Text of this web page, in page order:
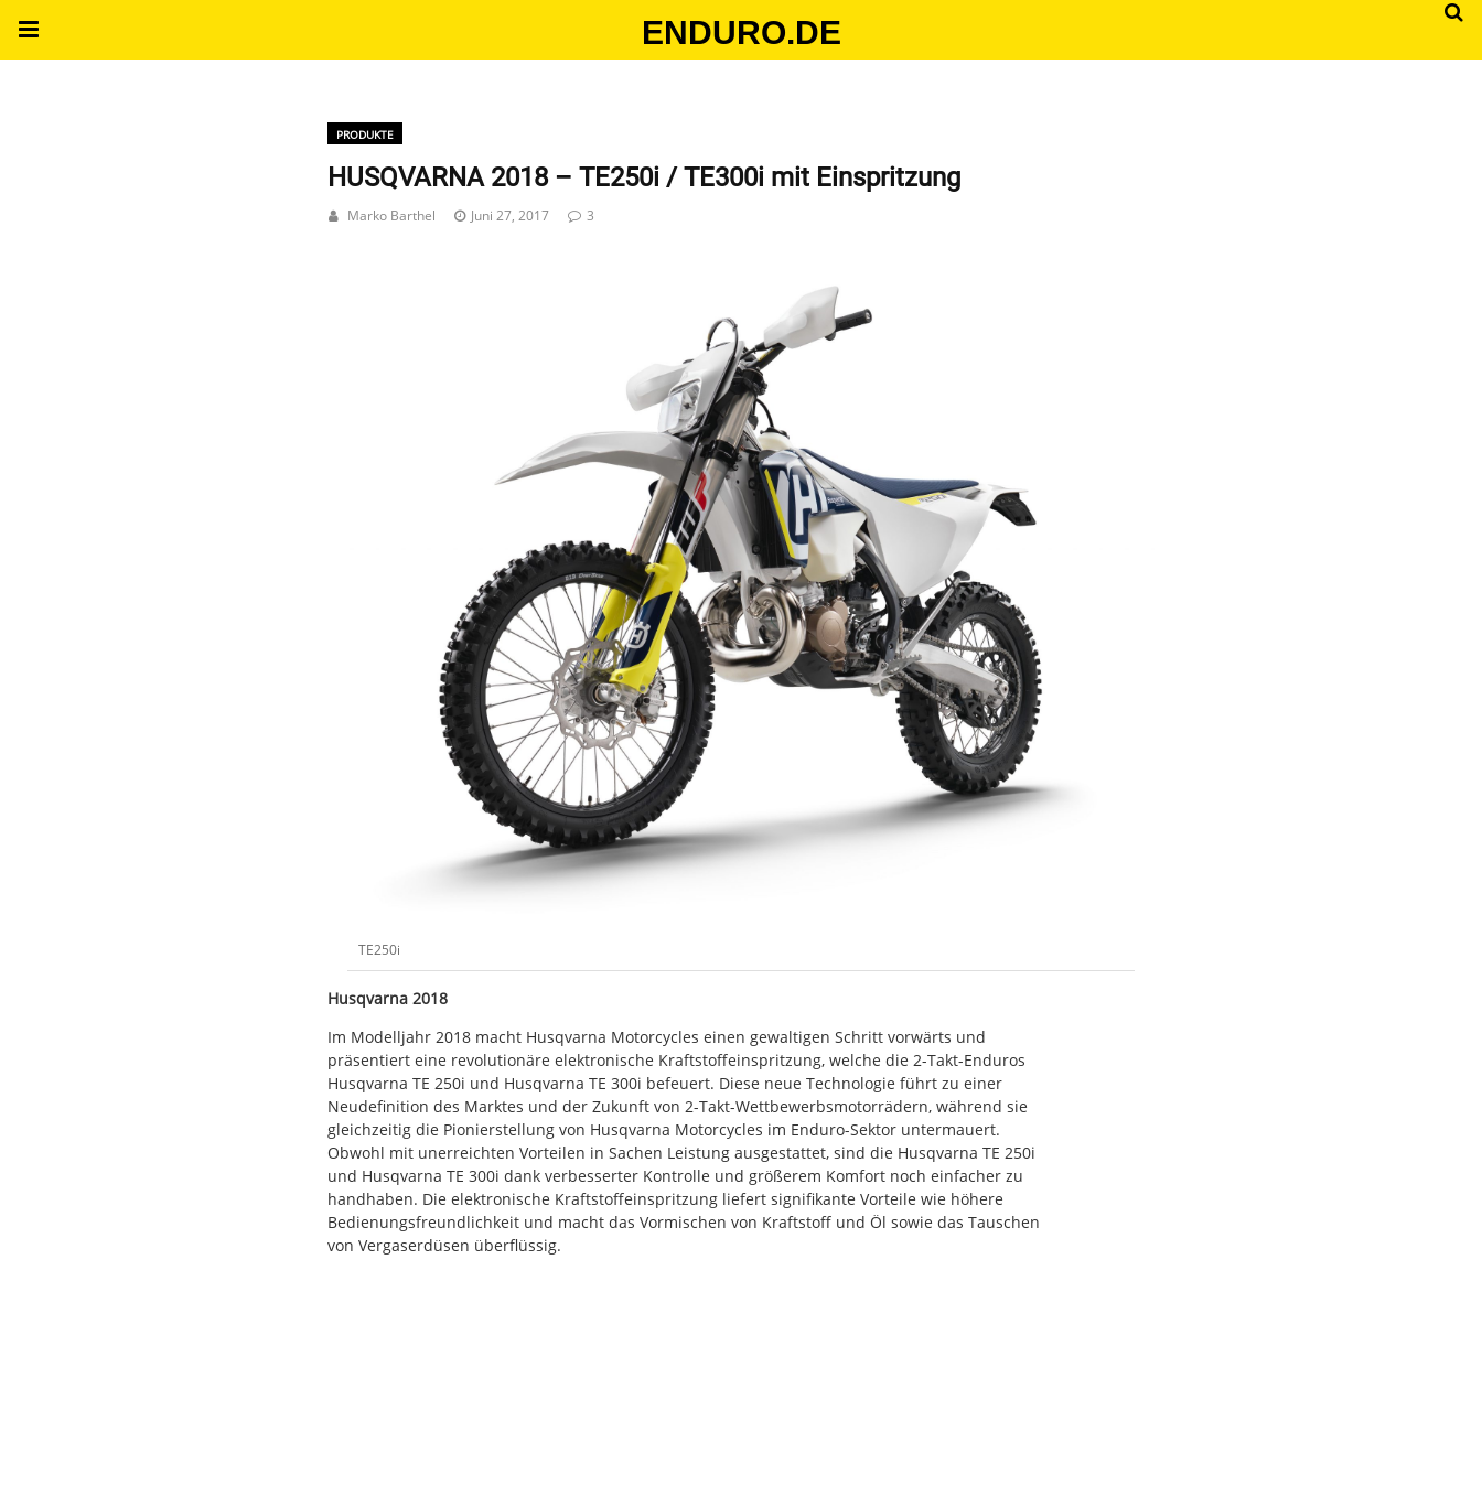
ENDURO.DE
PRODUKTE
HUSQVARNA 2018 – TE250i / TE300i mit Einspritzung
Marko Barthel Juni 27, 2017 3
TE250i
Husqvarna 2018
Im Modelljahr 2018 macht Husqvarna Motorcycles einen gewaltigen Schritt vorwärts und
präsentiert eine revolutionäre elektronische Kraftstoffeinspritzung, welche die 2-Takt-Enduros
Husqvarna TE 250i und Husqvarna TE 300i befeuert. Diese neue Technologie führt zu einer
Neudefinition des Marktes und der Zukunft von 2-Takt-Wettbewerbsmotorrädern, während sie
gleichzeitig die Pionierstellung von Husqvarna Motorcycles im Enduro-Sektor untermauert.
Obwohl mit unerreichten Vorteilen in Sachen Leistung ausgestattet, sind die Husqvarna TE 250i
und Husqvarna TE 300i dank verbesserter Kontrolle und größerem Komfort noch einfacher zu
handhaben. Die elektronische Kraftstoffeinspritzung liefert signifikante Vorteile wie höhere
Bedienungsfreundlichkeit und macht das Vormischen von Kraftstoff und Öl sowie das Tauschen
von Vergaserdüsen überflüssig.